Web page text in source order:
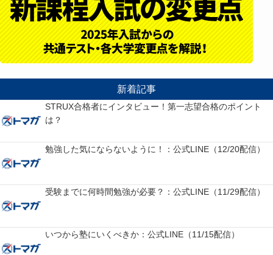
新着記事
STRUX合格者にインタビュー！第一志望合格のポイント
は？
勉強した気にならないように！：公式LINE（12/20配信）
受験までに何時間勉強が必要？：公式LINE（11/29配信）
いつから塾にいくべきか：公式LINE（11/15配信）